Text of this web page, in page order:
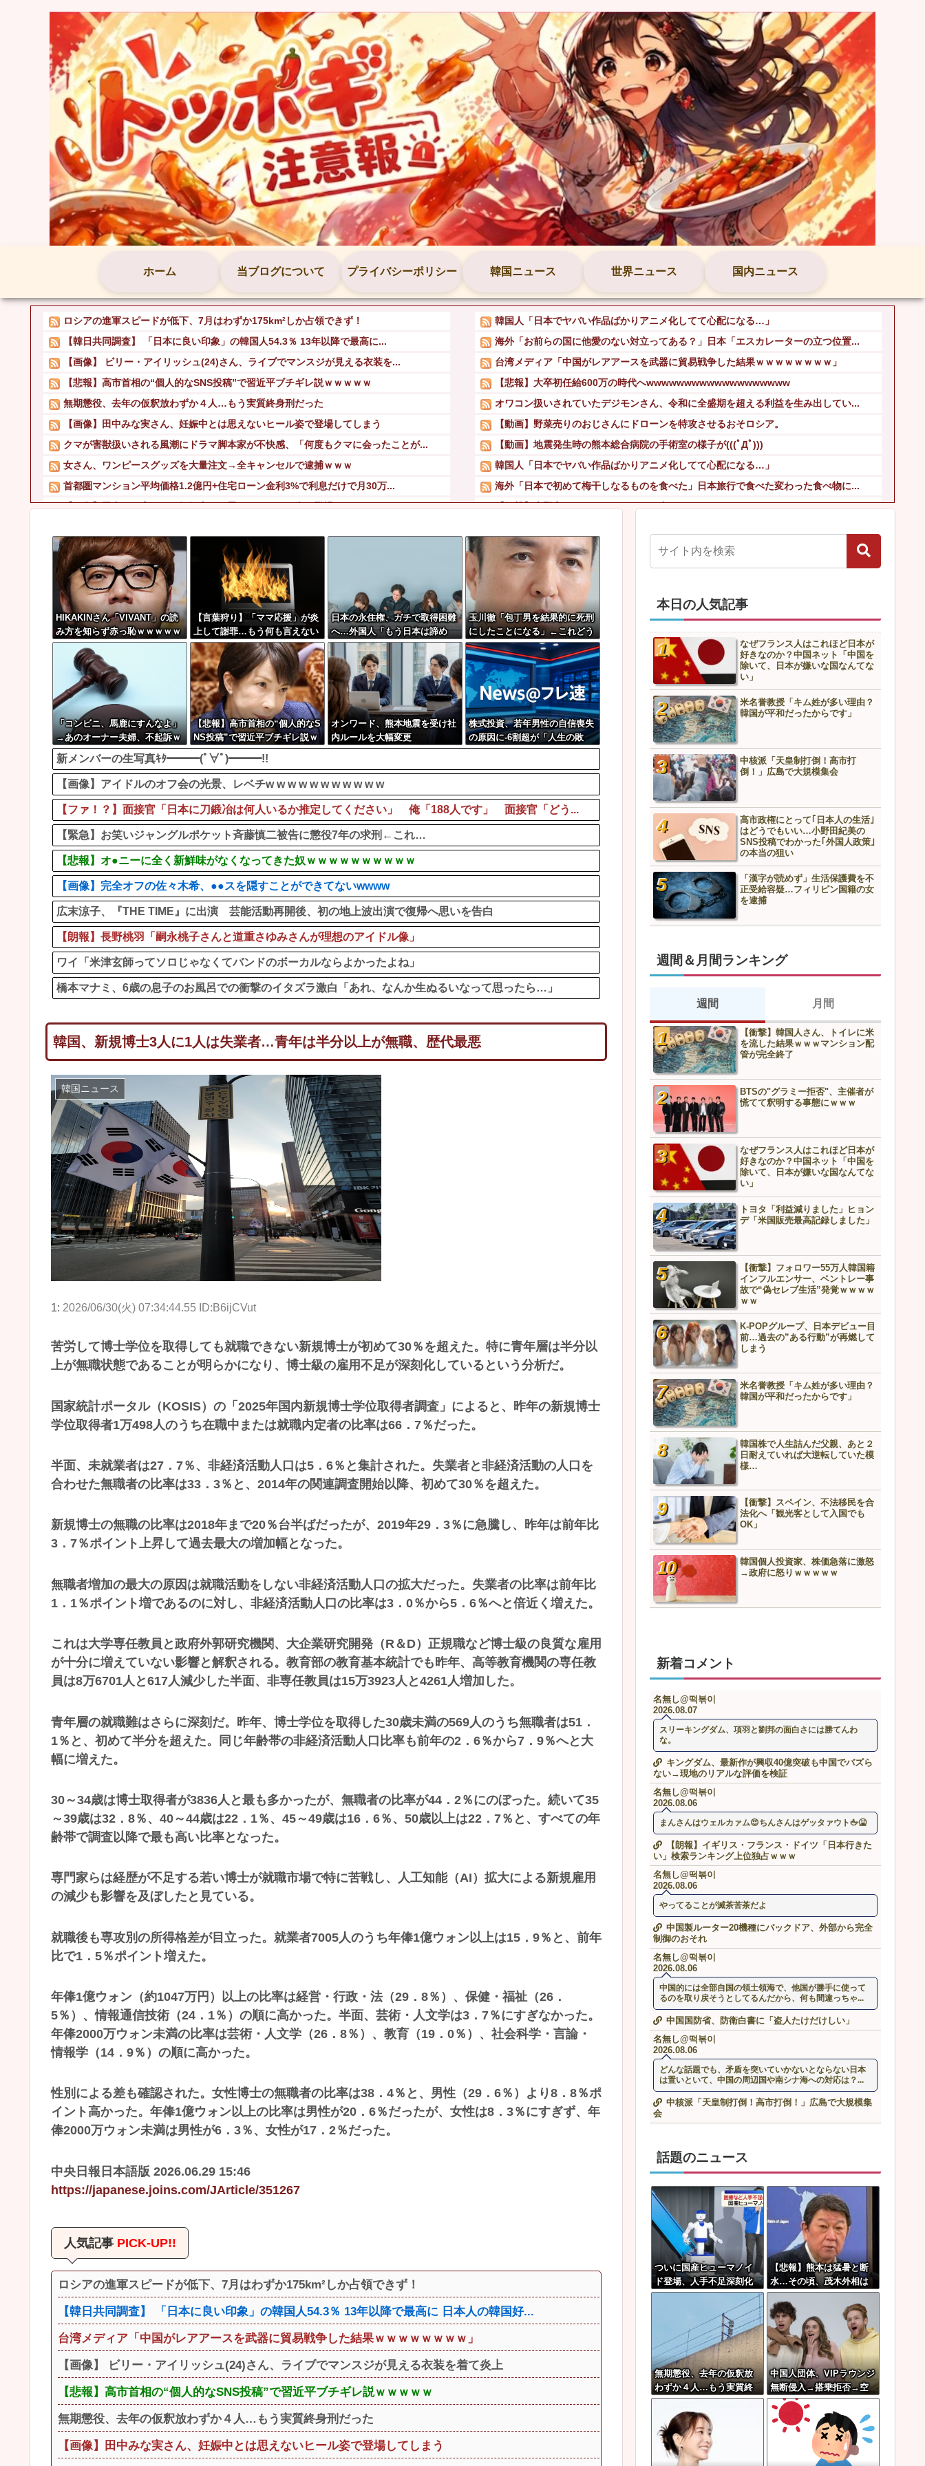
ホーム 当ブログについて プライバシーポリシー 韓国ニュース 世界ニュース 国内ニュース
ロシアの進軍スピードが低下、7月はわずか175km²しか占領できず！
【韓日共同調査】 「日本に良い印象」の韓国人54.3％ 13年以降で最高に...
【画像】 ビリー・アイリッシュ(24)さん、ライブでマンスジが見える衣装を...
【悲報】高市首相の“個人的なSNS投稿”で習近平ブチギレ説ｗｗｗｗｗ
無期懲役、去年の仮釈放わずか４人…もう実質終身刑だった
【画像】田中みな実さん、妊娠中とは思えないヒール姿で登場してしまう
クマが害獣扱いされる風潮にドラマ脚本家が不快感、「何度もクマに会ったことが...
女さん、ワンピースグッズを大量注文→全キャンセルで逮捕ｗｗｗ
首都圏マンション平均価格1.2億円+住宅ローン金利3%で利息だけで月30万...
【画像】田中みな実さん、妊娠中とは思えないヒール姿で登場してしまう
【悲報】 ディズニーのおいなり巻（600円）、卑猥すぎて賛否両論ｗｗｗｗｗ...
【速報】 長瀬智也、ようやく気づくｗｗｗｗｗｗｗｗ
【衝撃】 吉野家、とうとうステーキを出す
韓国人「日本でヤバい作品ばかりアニメ化してて心配になる…」
海外「お前らの国に他愛のない対立ってある？」日本「エスカレーターの立つ位置...
台湾メディア「中国がレアアースを武器に貿易戦争した結果ｗｗｗｗｗｗｗｗ」
【悲報】大卒初任給600万の時代へwwwwwwwwwwwwwwwwwww
オワコン扱いされていたデジモンさん、令和に全盛期を超える利益を生み出してい...
【動画】野菜売りのおじさんにドローンを特攻させるおそロシア。
【動画】地震発生時の熊本総合病院の手術室の様子が(((ﾟДﾟ)))
韓国人「日本でヤバい作品ばかりアニメ化してて心配になる…」
海外「日本で初めて梅干しなるものを食べた」日本旅行で食べた変わった食べ物に...
【衝撃】吉野家、とうとうステーキを出す
【画像】田中みな実さん、妊娠中とは思えないヒール姿で登場してしまう
HIKAKINさん「VIVANT」の読
み方を知らず赤っ恥ｗｗｗｗｗ
ｗｗ
【言葉狩り】「ママ応援」が炎
上して謝罪…もう何も言えない
日本の永住権、ガチで取得困難
へ…外国人「もう日本は諦め
る」
玉川徹「包丁男を結果的に死刑
にしたことになる」←これどう
思う？？？
「コンビニ、馬鹿にすんなよ」
→あのオーナー夫婦、不起訴ｗ
ｗｗｗｗｗｗｗｗ
【悲報】高市首相の“個人的なS
NS投稿”で習近平ブチギレ説ｗ
ｗｗｗｗ
オンワード、熊本地震を受け社
内ルールを大幅変更
株式投資、若年男性の自信喪失
の原因に-6割超が「人生の敗
者」自認
新メンバーの生写真ｷﾀ━━━(ﾟ∀ﾟ)━━━!!
【画像】アイドルのオフ会の光景、レベチw w w w w w w w w w w
【ファ！？】面接官「日本に刀鍛冶は何人いるか推定してください」 俺「188人です」 面接官「どう...
【緊急】お笑いジャングルポケット斉藤慎二被告に懲役7年の求刑←これ…
【悲報】オ●ニーに全く新鮮味がなくなってきた奴ｗｗｗｗｗｗｗｗｗｗ
【画像】完全オフの佐々木希、●●スを隠すことができてないwwww
広末涼子、『THE TIME』に出演 芸能活動再開後、初の地上波出演で復帰へ思いを告白
【朗報】長野桃羽「嗣永桃子さんと道重さゆみさんが理想のアイドル像」
ワイ「米津玄師ってソロじゃなくてバンドのボーカルならよかったよね」
橋本マナミ、6歳の息子のお風呂での衝撃のイタズラ激白「あれ、なんか生ぬるいなって思ったら…」
韓国、新規博士3人に1人は失業者…青年は半分以上が無職、歴代最悪
韓国ニュース
1: 2026/06/30(火) 07:34:44.55 ID:B6ijCVut
苦労して博士学位を取得しても就職できない新規博士が初めて30％を超えた。特に青年層は半分以
上が無職状態であることが明らかになり、博士級の雇用不足が深刻化しているという分析だ。
国家統計ポータル（KOSIS）の「2025年国内新規博士学位取得者調査」によると、昨年の新規博士
学位取得者1万498人のうち在職中または就職内定者の比率は66．7％だった。
半面、未就業者は27．7％、非経済活動人口は5．6％と集計された。失業者と非経済活動の人口を
合わせた無職者の比率は33．3％と、2014年の関連調査開始以降、初めて30％を超えた。
新規博士の無職の比率は2018年まで20％台半ばだったが、2019年29．3％に急騰し、昨年は前年比
3．7％ポイント上昇して過去最大の増加幅となった。
無職者増加の最大の原因は就職活動をしない非経済活動人口の拡大だった。失業者の比率は前年比
1．1％ポイント増であるのに対し、非経済活動人口の比率は3．0％から5．6％へと倍近く増えた。
これは大学専任教員と政府外郭研究機関、大企業研究開発（R＆D）正規職など博士級の良質な雇用
が十分に増えていない影響と解釈される。教育部の教育基本統計でも昨年、高等教育機関の専任教
員は8万6701人と617人減少した半面、非専任教員は15万3923人と4261人増加した。
青年層の就職難はさらに深刻だ。昨年、博士学位を取得した30歳未満の569人のうち無職者は51．
1％と、初めて半分を超えた。同じ年齢帯の非経済活動人口比率も前年の2．6％から7．9％へと大
幅に増えた。
30～34歳は博士取得者が3836人と最も多かったが、無職者の比率が44．2％にのぼった。続いて35
～39歳は32．8％、40～44歳は22．1％、45～49歳は16．6％、50歳以上は22．7％と、すべての年
齢帯で調査以降で最も高い比率となった。
専門家らは経歴が不足する若い博士が就職市場で特に苦戦し、人工知能（AI）拡大による新規雇用
の減少も影響を及ぼしたと見ている。
就職後も専攻別の所得格差が目立った。就業者7005人のうち年俸1億ウォン以上は15．9％と、前年
比で1．5％ポイント増えた。
年俸1億ウォン（約1047万円）以上の比率は経営・行政・法（29．8％）、保健・福祉（26．
5％）、情報通信技術（24．1％）の順に高かった。半面、芸術・人文学は3．7％にすぎなかった。
年俸2000万ウォン未満の比率は芸術・人文学（26．8％）、教育（19．0％）、社会科学・言論・
情報学（14．9％）の順に高かった。
性別による差も確認された。女性博士の無職者の比率は38．4％と、男性（29．6％）より8．8％ポ
イント高かった。年俸1億ウォン以上の比率は男性が20．6％だったが、女性は8．3％にすぎず、年
俸2000万ウォン未満は男性が6．3％、女性が17．2％だった。
中央日報日本語版 2026.06.29 15:46
https://japanese.joins.com/JArticle/351267
人気記事PICK-UP!!
ロシアの進軍スピードが低下、7月はわずか175km²しか占領できず！
【韓日共同調査】 「日本に良い印象」の韓国人54.3％ 13年以降で最高に 日本人の韓国好...
台湾メディア「中国がレアアースを武器に貿易戦争した結果ｗｗｗｗｗｗｗｗ」
【画像】 ビリー・アイリッシュ(24)さん、ライブでマンスジが見える衣装を着て炎上
【悲報】高市首相の“個人的なSNS投稿”で習近平ブチギレ説ｗｗｗｗｗ
無期懲役、去年の仮釈放わずか４人…もう実質終身刑だった
【画像】田中みな実さん、妊娠中とは思えないヒール姿で登場してしまう
本日の人気記事
なぜフランス人はこれほど日本が
好きなのか？中国ネット「中国を
除いて、日本が嫌いな国なんてな
い」
米名誉教授「キム姓が多い理由？
韓国が平和だったからです」
中核派「天皇制打倒！高市打
倒！」広島で大規模集会
高市政権にとって｢日本人の生活｣
はどうでもいい…小野田紀美の
SNS投稿でわかった｢外国人政策｣
の本当の狙い
「漢字が読めず」生活保護費を不
正受給容疑…フィリピン国籍の女
を逮捕
週間＆月間ランキング
週間
【衝撃】韓国人さん、トイレに米
を流した結果ｗｗｗマンション配
管が完全終了
BTSの"グラミー拒否"、主催者が
慌てて釈明する事態にｗｗｗ
なぜフランス人はこれほど日本が
好きなのか？中国ネット「中国を
除いて、日本が嫌いな国なんてな
い」
トヨタ「利益減りました」ヒョン
デ「米国販売最高記録しました」
【衝撃】フォロワー55万人韓国籍
インフルエンサー、ベントレー事
故で“偽セレブ生活”発覚ｗｗｗｗ
ｗｗ
K-POPグループ、日本デビュー目
前…過去の”ある行動”が再燃して
しまう
米名誉教授「キム姓が多い理由？
韓国が平和だったからです」
韓国株で人生詰んだ父親、あと２
日耐えていれば大逆転していた模
様…
【衝撃】スペイン、不法移民を合
法化へ「観光客として入国でも
OK」
韓国個人投資家、株価急落に激怒
→政府に怒りｗｗｗｗｗ
月間
スズメを1億羽駆除した中国
上最悪の結末へ…
中国外務省、フィリピンに
告「利用されるだけだ」→
【衝撃】韓国人さん、トイ
を流した結果ｗｗｗマンシ
管が完全終了
BTSの"グラミー拒否"、主
慌てて釈明する事態にｗｗｗ
【悲報】中国兵器、ガチ実
ッキが剥がれる…責任者の
こちら
【衝撃】「汚い」「マナー
K-POPグループ、日本ロケ
ソウル駅のホームレスを撮
日本のユーチューバーが物議
なぜフランス人はこれほど
好きなのか？中国ネット「
大谷翔平に〝故意ﾀﾋ球〟の
腕がグラブに異物使用の疑
トヨタ「利益減りました」
デ「米国販売最高記録しま
新着コメント
名無し@떡볶이
2026.08.07
スリーキングダム、項羽と劉邦の面白さには勝てんわ
な。
キングダム、最新作が興収40億突破も中国でバズら
ない→現地のリアルな評価を検証
名無し@떡볶이
2026.08.06
まんさんはウェルカァム😍ちんさんはゲッタァウト🖕🤮
【朗報】イギリス・フランス・ドイツ「日本行きた
い」検索ランキング上位独占ｗｗｗ
名無し@떡볶이
2026.08.06
やってることが滅茶苦茶だよ
中国製ルーター20機種にバックドア、外部から完全
制御のおそれ
名無し@떡볶이
2026.08.06
中国的には全部自国の領土領海で、他国が勝手に使って
るのを取り戻そうとしてるんだから、何も間違っちゃ...
中国国防省、防衛白書に「盗人たけだけしい」
名無し@떡볶이
2026.08.06
どんな話題でも、矛盾を突いていかないとならない日本
は置いといて、中国の周辺国や南シナ海への対応は？...
中核派「天皇制打倒！高市打倒！」広島で大規模集
会
話題のニュース
ついに国産ヒューマノイ
ド登場、人手不足深刻化
の医療・製造現場などで
【悲報】熊本は猛暑と断
水…その頃、茂木外相は
中南米でニッコリ動画公
開
無期懲役、去年の仮釈放
わずか４人…もう実質終
身刑だった
中国人団体、VIPラウンジ
無断侵入→搭乗拒否→空
港警備員の”つり目ポー
ズ”で国際問題にｗｗｗ